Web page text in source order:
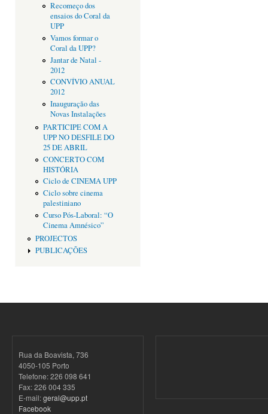
Recomeço dos
ensaios do Coral da
UPP
Vamos formar o
Coral da UPP?
Jantar de Natal -
2012
CONVÍVIO ANUAL
2012
Inauguração das
Novas Instalações
PARTICIPE COM A
UPP NO DESFILE DO
25 DE ABRIL
CONCERTO COM
HISTÓRIA
Ciclo de CINEMA UPP
Ciclo sobre cinema
palestiniano
Curso Pós-Laboral: “O
Cinema Amnésico”
PROJECTOS
PUBLICAÇÕES
Rua da Boavista, 736
4050-105 Porto
Telefone: 226 098 641
Fax: 226 004 335
E-mail:geral@upp.pt
Facebook